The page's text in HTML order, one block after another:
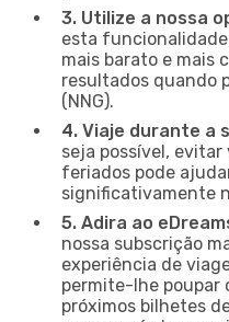
3. Utilize a nossa
esta
mais barato e mais
resultados quando
(NNG).
4. Viaje durante a
seja possível, evitar
feriados pode
significativamente
5. Adira ao
nossa subscrição
experiência de
permite-lhe poupar
próximos bilhetes